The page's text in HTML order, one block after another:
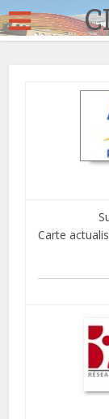
Carte